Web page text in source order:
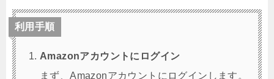
利用手順
Amazonアカウントにログイン
まず、Amazonアカウントにログインします。